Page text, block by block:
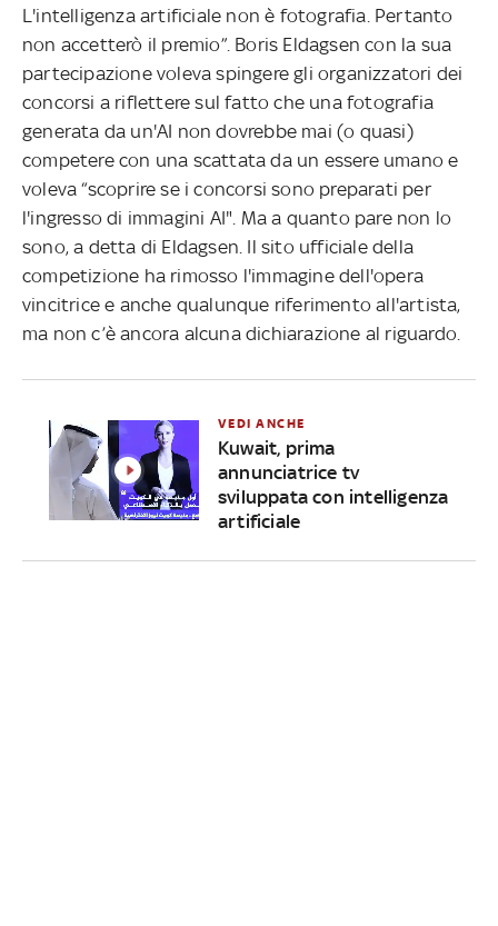
L'intelligenza artificiale non è fotografia. Pertanto
non accetterò il premio”. Boris Eldagsen con la sua
partecipazione voleva spingere gli organizzatori dei
concorsi a riflettere sul fatto che una fotografia
generata da un'AI non dovrebbe mai (o quasi)
competere con una scattata da un essere umano e
voleva “scoprire se i concorsi sono preparati per
l'ingresso di immagini AI". Ma a quanto pare non lo
sono, a detta di Eldagsen. Il sito ufficiale della
competizione ha rimosso l'immagine dell'opera
vincitrice e anche qualunque riferimento all'artista,
ma non c’è ancora alcuna dichiarazione al riguardo.
VEDI ANCHE
Kuwait, prima
annunciatrice tv
sviluppata con intelligenza
artificiale